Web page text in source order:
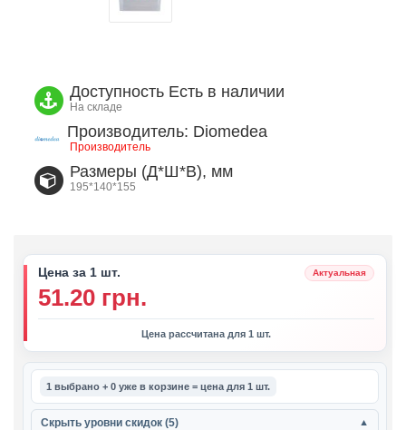
Доступность Есть в наличии
На складе
Производитель: Diomedea
Производитель
Размеры (Д*Ш*В), мм
195*140*155
Цена за 1 шт. Актуальная
51.20 грн.
Цена рассчитана для 1 шт.
1 выбрано + 0 уже в корзине = цена для 1 шт.
Скрыть уровни скидок (5) ▼